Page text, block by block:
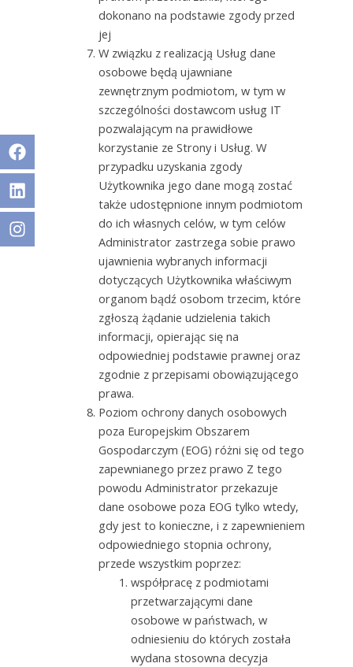
dokonano na podstawie zgody przed
jej
W związku z realizacją Usług dane
osobowe będą ujawniane
zewnętrznym podmiotom, w tym w
szczególności dostawcom usług IT
pozwalającym na prawidłowe
korzystanie ze Strony i Usług. W
przypadku uzyskania zgody
Użytkownika jego dane mogą zostać
także udostępnione innym podmiotom
do ich własnych celów, w tym celów
Administrator zastrzega sobie prawo
ujawnienia wybranych informacji
dotyczących Użytkownika właściwym
organom bądź osobom trzecim, które
zgłoszą żądanie udzielenia takich
informacji, opierając się na
odpowiedniej podstawie prawnej oraz
zgodnie z przepisami obowiązującego
prawa.
Poziom ochrony danych osobowych
poza Europejskim Obszarem
Gospodarczym (EOG) różni się od tego
zapewnianego przez prawo Z tego
powodu Administrator przekazuje
dane osobowe poza EOG tylko wtedy,
gdy jest to konieczne, i z zapewnieniem
odpowiedniego stopnia ochrony,
przede wszystkim poprzez:
współpracę z podmiotami
przetwarzającymi dane
osobowe w państwach, w
odniesieniu do których została
wydana stosowna decyzja
Facebook
Linkedin
Facebook
Linkedin
Instagram